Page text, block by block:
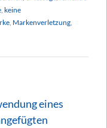
keine
Markenverletzung
eines